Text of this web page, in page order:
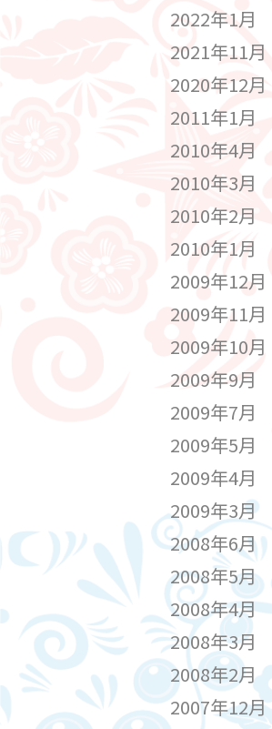
2022年1月
2021年11月
2020年12月
2011年1月
2010年4月
2010年3月
2010年2月
2010年1月
2009年12月
2009年11月
2009年10月
2009年9月
2009年7月
2009年5月
2009年4月
2009年3月
2008年6月
2008年5月
2008年4月
2008年3月
2008年2月
2007年12月